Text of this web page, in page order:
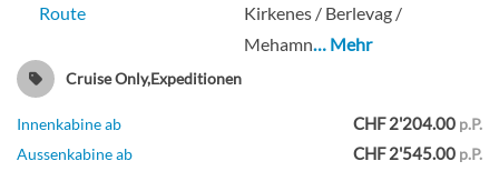
Route
Kirkenes / Berlevag /
Mehamn… Mehr
Cruise Only,Expeditionen
Innenkabine ab CHF 2'204.00 p.P.
Aussenkabine ab
CHF 2'545.00 p.P.